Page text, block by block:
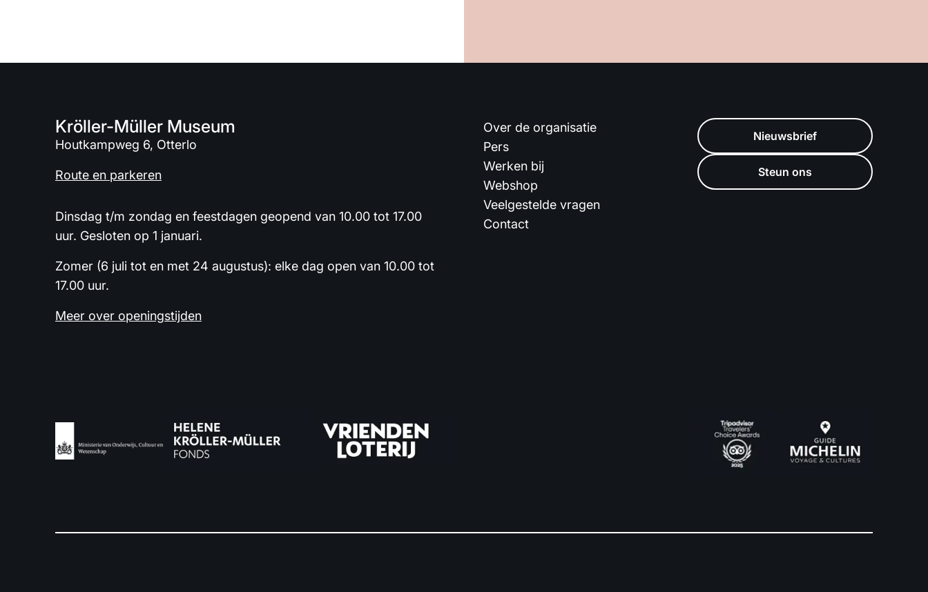
Kröller-Müller Museum
Houtkampweg 6, Otterlo
Route en parkeren
Dinsdag t/m zondag en feestdagen geopend van 10.00 tot 17.00
uur. Gesloten op 1 januari.
Zomer (6 juli tot en met 24 augustus): elke dag open van 10.00 tot
17.00 uur.
Meer over openingstijden
Over de organisatie
Pers
Werken bij
Webshop
Veelgestelde vragen
Contact
Nieuwsbrief
Steun ons